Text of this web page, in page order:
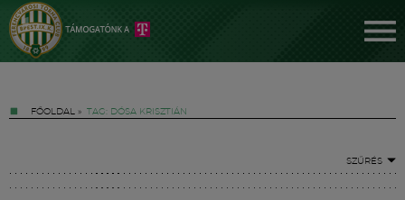
FŐOLDAL » TAG: DÓSA KRISZTIÁN
SZŰRÉS